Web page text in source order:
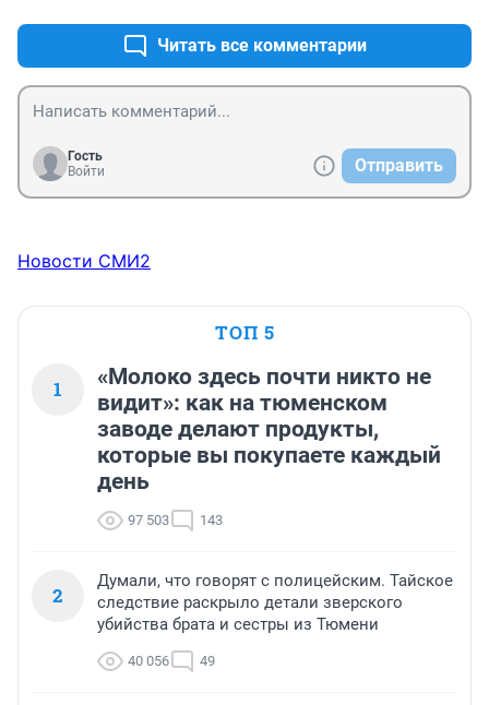
Читать все комментарии
Гость
Войти
Отправить
Новости СМИ2
ТОП 5
1
«Молоко здесь почти никто не
видит»: как на тюменском
заводе делают продукты,
которые вы покупаете каждый
день
97 503 143
2
Думали, что говорят с полицейским. Тайское
следствие раскрыло детали зверского
убийства брата и сестры из Тюмени
40 056 49